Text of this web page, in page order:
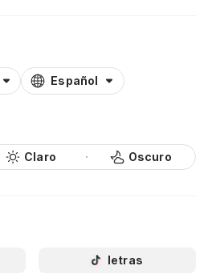
Español
Claro Oscuro
letras